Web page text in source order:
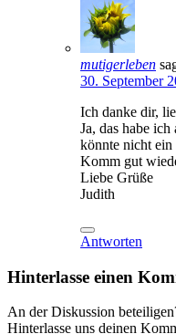
mutigerleben
30. September
Ich danke dir,
Ja, das habe
könnte nicht ein
Komm gut
Liebe Grüße
Judith
Antworten
Hinterlasse einen
An der Diskussion
Hinterlasse uns deinen